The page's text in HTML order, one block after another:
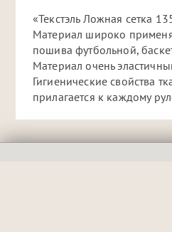
«Текстэль Ложная сетка
Материал широко
пошива футбольной,
Материал очень
Гигиенические свойства
прилагается к каждому